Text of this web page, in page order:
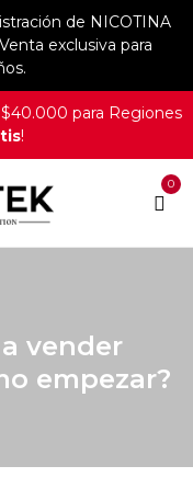
de NICOTINA
exclusiva para
$40.000 para Regiones
!
0
vender
empezar?